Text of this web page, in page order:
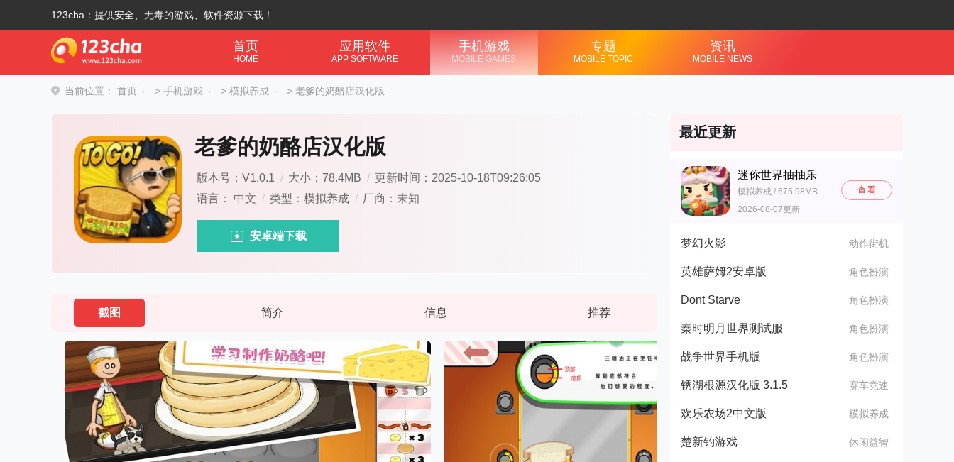
123cha：提供安全、无毒的游戏、软件资源下载！
首页
HOME
应用软件
APP SOFTWARE
手机游戏
MOBILE GAMES
专题
MOBILE TOPIC
资讯
MOBILE NEWS
当前位置： 首页 > 手机游戏 > 模拟养成 > 老爹的奶酪店汉化版
老爹的奶酪店汉化版
版本号：V1.0.1 / 大小：78.4MB / 更新时间：2025-10-18T09:26:05
语言： 中文 / 类型：模拟养成 / 厂商：未知
安卓端下载
截图 简介 信息 推荐
最近更新
迷你世界抽抽乐
模拟养成 / 675.98MB
2026-08-07更新
查看
梦幻火影 动作街机
英雄萨姆2安卓版 角色扮演
Dont Starve 角色扮演
秦时明月世界测试服 角色扮演
战争世界手机版 角色扮演
锈湖根源汉化版 3.1.5 赛车竞速
欢乐农场2中文版 模拟养成
楚新钓游戏 休闲益智